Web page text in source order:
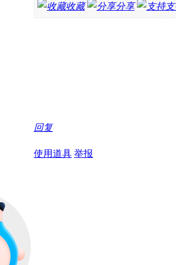
收藏 分享
回复
使用道具 举报